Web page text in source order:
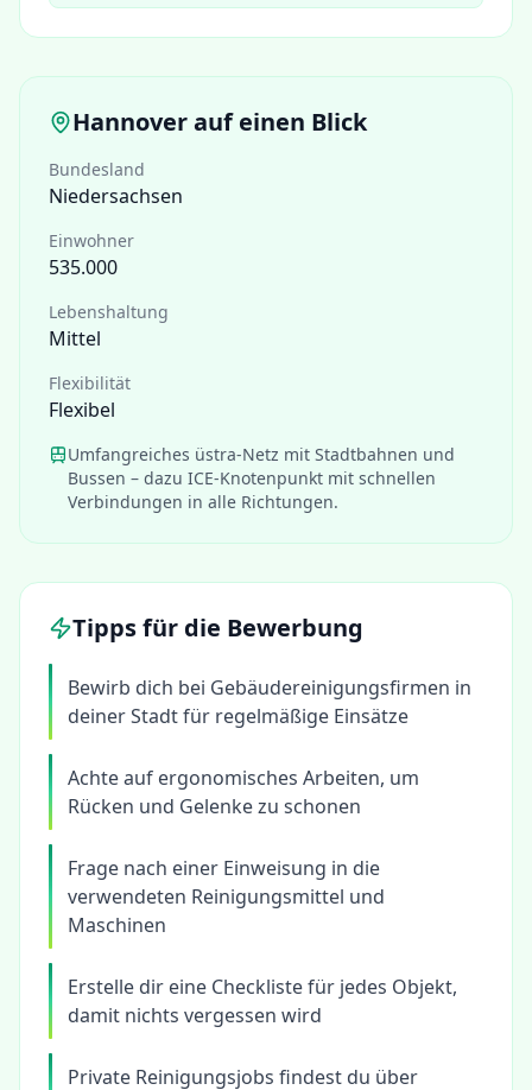
Hannoverauf einen Blick
Bundesland
Niedersachsen
Einwohner
535.000
Lebenshaltung
Mittel
Flexibilität
Flexibel
Umfangreiches üstra-Netz mit Stadtbahnen und
Bussen – dazu ICE-Knotenpunkt mit schnellen
Verbindungen in alle Richtungen.
Tipps für die Bewerbung
Bewirb dich bei Gebäudereinigungsfirmen in
deiner Stadt für regelmäßige Einsätze
Achte auf ergonomisches Arbeiten, um
Rücken und Gelenke zu schonen
Frage nach einer Einweisung in die
verwendeten Reinigungsmittel und
Maschinen
Erstelle dir eine Checkliste für jedes Objekt,
damit nichts vergessen wird
Private Reinigungsjobs findest du über